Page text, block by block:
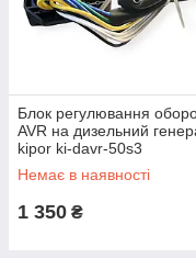
Блок регулювання
AVR на дизельний
kipor ki-davr-50s3
Немає в наявності
1 350 ₴